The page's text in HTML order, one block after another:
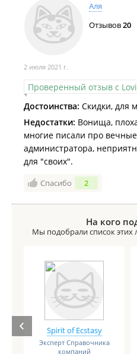
Аля
Отзывов20
2 июля 2021 г.
Проверенный отзыв с
Достоинства: Скидки, для
Недостатки: Вонища,
многие писали про вечные
администратора,
для "своих".
Спасибо 2
На кого
Мы подобрали список этих
Spirit of Ecstasy
Эксперт Справочника
компаний